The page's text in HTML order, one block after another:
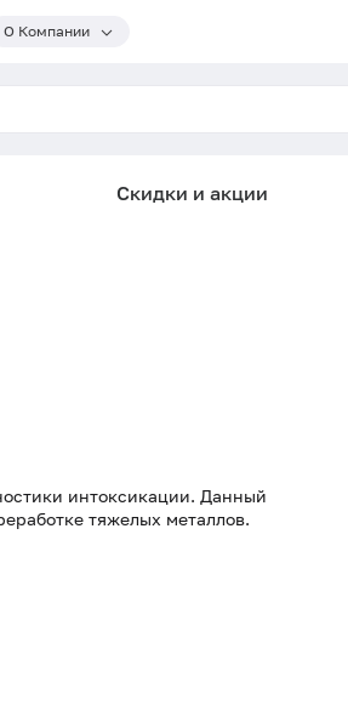
О Компании
Скидки и акции
интоксикации. Данный
тяжелых металлов.